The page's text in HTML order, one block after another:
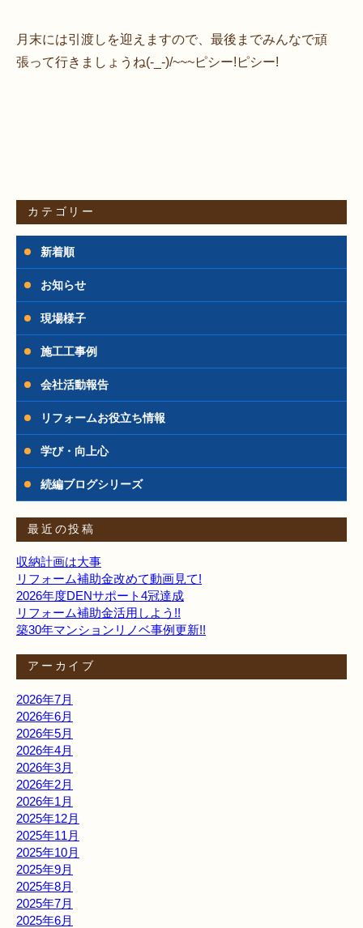
月末には引渡しを迎えますので、最後までみんなで頑
張って行きましょうね(-_-)/~~~ピシー!ピシー!
カテゴリー
新着順
お知らせ
現場様子
施工工事例
会社活動報告
リフォームお役立ち情報
学び・向上心
続編ブログシリーズ
最近の投稿
収納計画は大事
リフォーム補助金改めて動画見て!
2026年度DENサポート4冠達成
リフォーム補助金活用しよう!!
築30年マンションリノベ事例更新!!
アーカイブ
2026年7月
2026年6月
2026年5月
2026年4月
2026年3月
2026年2月
2026年1月
2025年12月
2025年11月
2025年10月
2025年9月
2025年8月
2025年7月
2025年6月